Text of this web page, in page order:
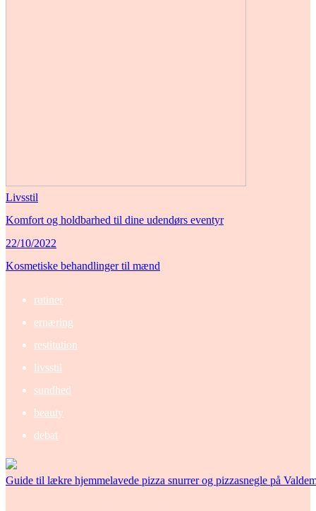
Livsstil
Komfort og holdbarhed til dine udendørs eventyr
22/10/2022
Kosmetiske behandlinger til mænd
rutiner
ernæring
restitution
livsstil
sundhed
beauty
debat
Guide til lækre hjemmelavede pizza snurrer og pizzasnegle på